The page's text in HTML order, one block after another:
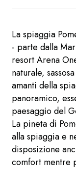
La spiaggia
- parte dalla
resort Arena
naturale,
amanti della
panoramico,
paesaggio del
La pineta di
alla spiaggia e
disposizione
comfort mentre